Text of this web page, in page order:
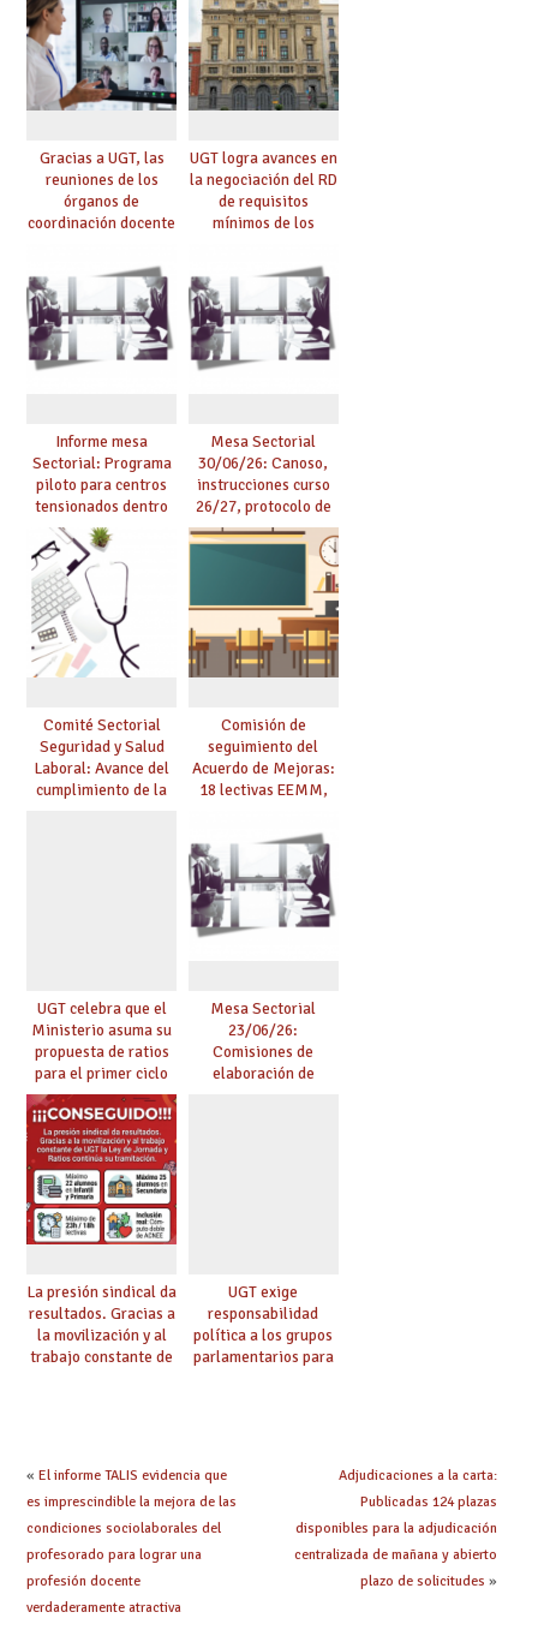
Gracias a UGT, las
reuniones de los
órganos de
coordinación docente
de manera
telemática, sin exigir
presencialidad en el
centro
UGT logra avances en
la negociación del RD
de requisitos
mínimos de los
exige al Ministerio
que los compromisos
se materialicen con
la mayor agilidad
posible
Informe mesa
Sectorial: Programa
piloto para centros
tensionados dentro
del marco del
Acuerdo de Mejoras y
evaluación del curso
25/26
Mesa Sectorial
30/06/26: Canoso,
instrucciones curso
26/27, protocolo de
agresiones.
Comité Sectorial
Seguridad y Salud
Laboral: Avance del
cumplimiento de la
Comisión de
seguimiento del
Acuerdo de Mejoras:
18 lectivas EEMM,
mayores 55 y pilotaje
en centros
tensionados
UGT celebra que el
Ministerio asuma su
propuesta de ratios
para el primer ciclo
de Infantil y pide
extender la misma
ambición al resto de
etapas
Mesa Sectorial
23/06/26:
Comisiones de
elaboración de
La presión sindical da
resultados. Gracias a
la movilización y al
trabajo constante de
UGT exige
responsabilidad
política a los grupos
parlamentarios para
« El informe TALIS evidencia que
es imprescindible la mejora de las
condiciones sociolaborales del
profesorado para lograr una
profesión docente
verdaderamente atractiva
Adjudicaciones a la carta:
Publicadas 124 plazas
disponibles para la adjudicación
centralizada de mañana y abierto
plazo de solicitudes »